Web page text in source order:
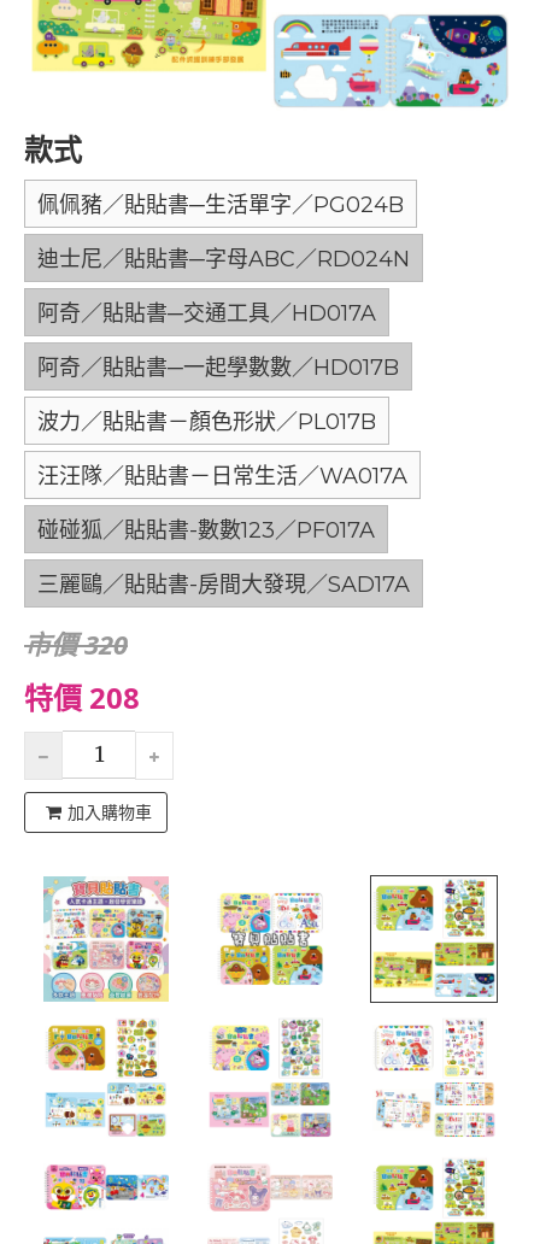
款式
佩佩豬／貼貼書─生活單字／PG024B
迪士尼／貼貼書─字母ABC／RD024N
阿奇／貼貼書─交通工具／HD017A
阿奇／貼貼書─一起學數數／HD017B
波力／貼貼書－顏色形狀／PL017B
汪汪隊／貼貼書－日常生活／WA017A
碰碰狐／貼貼書-數數123／PF017A
三麗鷗／貼貼書-房間大發現／SAD17A
市價 320
特價 208
加入購物車